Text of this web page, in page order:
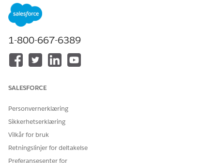
samtaleoverføringer som skjer via PSTN, beskriver denne
siden hvordan du utfører disse oppgavene med Amazon
Connect.
Konfigurere samtaleskalering ved bruk av PSTN
Hvis agentkallet eskaleres, kobles agenten fra og
telefonsystemet gjenopptar samtalen. Hvis støttes,
HJALP DENNE ARTIKKELEN MED Å LØSE PROBLEMET DITT?
La oss få vite det slik at vi kan forbedre!
1-800-667-6389
SALESFORCE
Personvernerklæring
Sikkerhetserklæring
Vilkår for bruk
Retningslinjer for deltakelse
Preferansesenter for